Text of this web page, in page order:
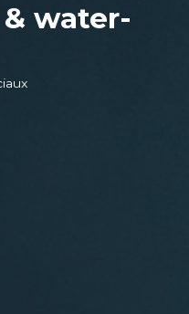
water-